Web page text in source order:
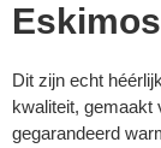
Dit zijn echt
kwaliteit, gemaakt
gegarandeerd